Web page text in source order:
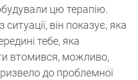
цю терапію.
він показує, яка
тебе, яка
втомився, можливо,
до проблемної